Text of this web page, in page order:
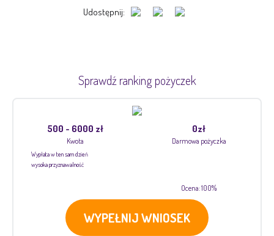
Udostępnij:
Sprawdź ranking pożyczek
500 - 6000 zł
Kwota
0zł
Darmowa pożyczka
Wypłata w ten sam dzień
wysoka przyznawalność
Ocena: 100%
WYPEŁNIJ WNIOSEK